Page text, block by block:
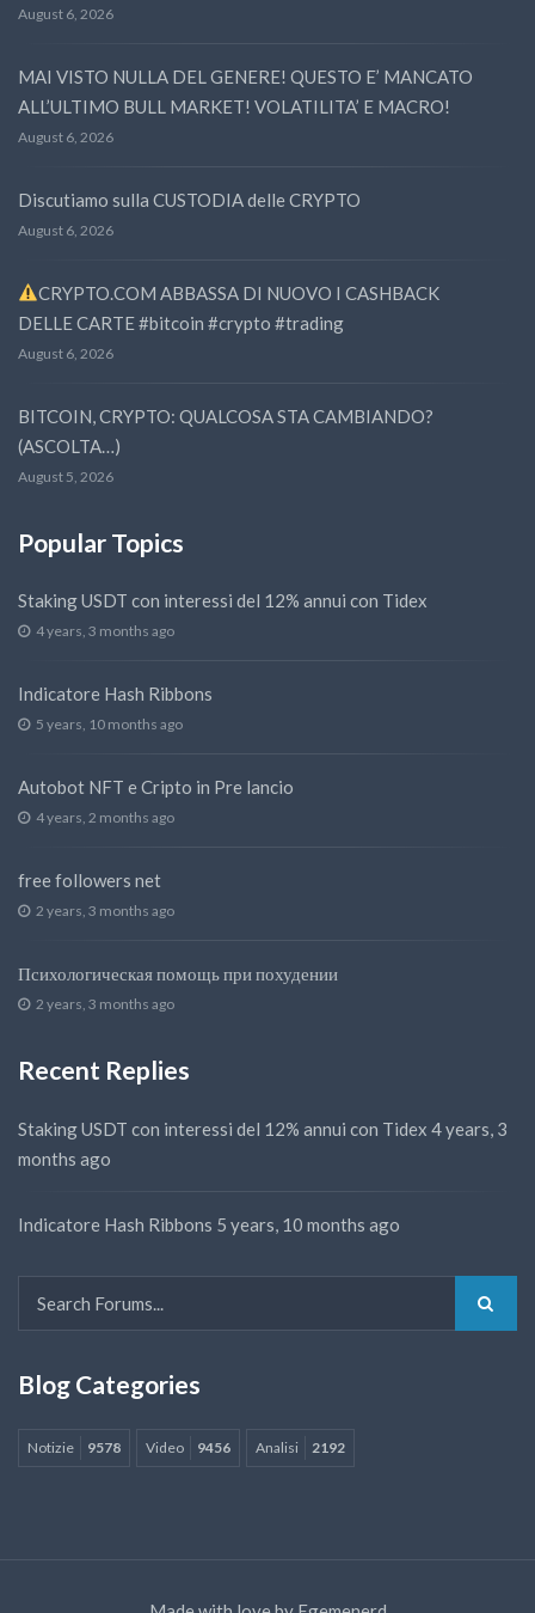
August 6, 2026
MAI VISTO NULLA DEL GENERE! QUESTO E’ MANCATO
ALL’ULTIMO BULL MARKET! VOLATILITA’ E MACRO!
August 6, 2026
Discutiamo sulla CUSTODIA delle CRYPTO
August 6, 2026
CRYPTO.COM ABBASSA DI NUOVO I CASHBACK
DELLE CARTE #bitcoin #crypto #trading
August 6, 2026
BITCOIN, CRYPTO: QUALCOSA STA CAMBIANDO?
(ASCOLTA…)
August 5, 2026
Popular Topics
Staking USDT con interessi del 12% annui con Tidex
4 years, 3 months ago
Indicatore Hash Ribbons
5 years, 10 months ago
Autobot NFT e Cripto in Pre lancio
4 years, 2 months ago
free followers net
2 years, 3 months ago
Психологическая помощь при похудении
2 years, 3 months ago
Recent Replies
Staking USDT con interessi del 12% annui con Tidex 4 years, 3
months ago
Indicatore Hash Ribbons 5 years, 10 months ago
Blog Categories
Notizie 9578 Video 9456 Analisi 2192